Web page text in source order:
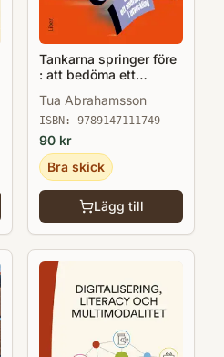
Tankarna springer före
: att bedöma ett
Tua Abrahamsson
ISBN: 9789147111749
90 kr
Bra skick
Lägg till